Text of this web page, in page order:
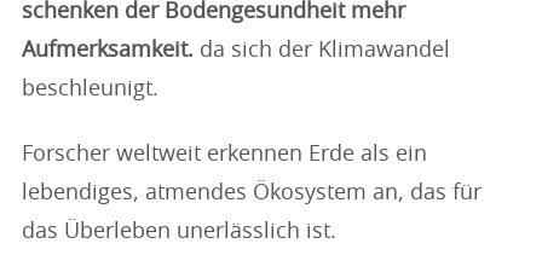
schenken der Bodengesundheit mehr
Aufmerksamkeit. da sich der Klimawandel
beschleunigt.
Forscher weltweit erkennen Erde als ein
lebendiges, atmendes Ökosystem an, das für
das Überleben unerlässlich ist.